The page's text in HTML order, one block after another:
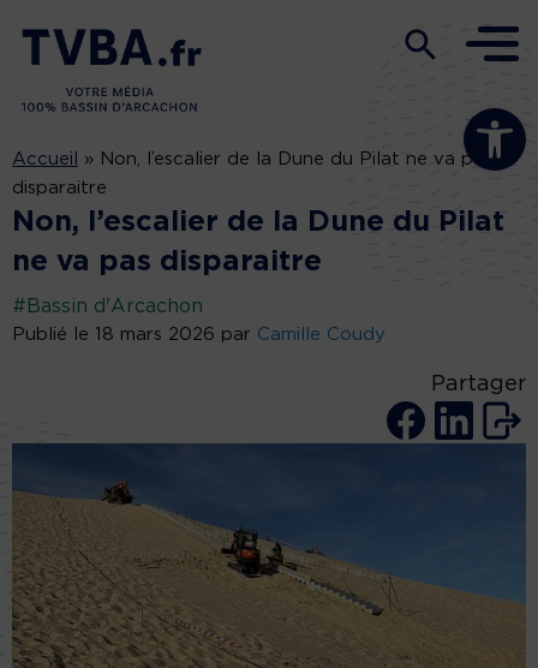
Ouvrir la
Accueil » Non, l’escalier de la Dune du Pilat ne va pas
disparaitre
Non, l’escalier de la Dune du Pilat
ne va pas disparaitre
#Bassin d'Arcachon
Publié le 18 mars 2026 par Camille Coudy
Partager